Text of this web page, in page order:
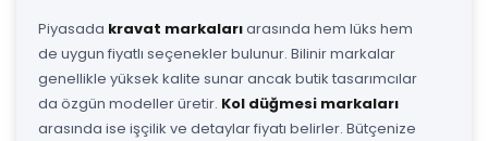
Piyasada kravat markalarıarasında hem lüks hem
de uygun fiyatlı seçenekler bulunur. Bilinir markalar
genellikle yüksek kalite sunar ancak butik tasarımcılar
da özgün modeller üretir. Kol düğmesi markaları
arasında ise işçilik ve detaylar fiyatı belirler. Bütçenize